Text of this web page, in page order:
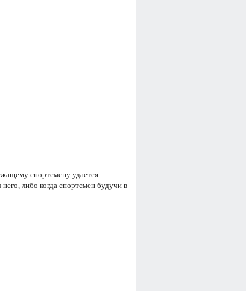
спортсмену удается
либо когда спортсмен будучи в